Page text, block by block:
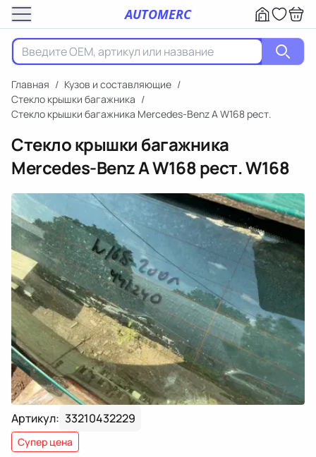
AUTOMERC
Главная / Кузов и составляющие /
Стекло крышки багажника /
Стекло крышки багажника Mercedes-Benz A W168 рест.
Стекло крышки багажника
Mercedes-Benz A W168 рест.W168
Артикул: 33210432229
Супер цена